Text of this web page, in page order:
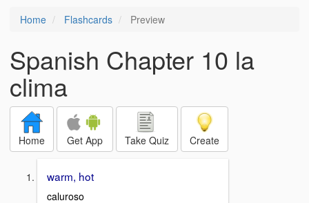
Home Flashcards Preview
Spanish Chapter 10 la
clima
Home Get App Take Quiz Create
warm, hot
caluroso